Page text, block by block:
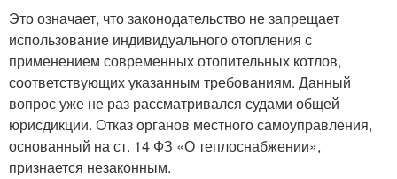
Это означает, что законодательство не запрещает
использование индивидуального отопления с
применением современных отопительных котлов,
соответствующих указанным требованиям. Данный
вопрос уже не раз рассматривался судами общей
юрисдикции. Отказ органов местного самоуправления,
основанный на ст. 14 ФЗ «О теплоснабжении»,
признается незаконным.